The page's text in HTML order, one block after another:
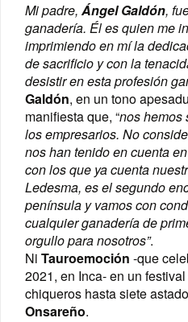
Mi padre, Ángel Galdón,
ganadería. Él es quien me
imprimiendo en mí la
de sacrificio y con la
desistir en esta profesión
Galdón, en un tono
manifiesta que, “nos hemos
los empresarios. No
nos han tenido en cuenta
con los que ya cuenta
Ledesma, es el segundo
península y vamos con
cualquier ganadería de
orgullo para nosotros”.
Ni Tauroemoción -que
2021, en Inca- en un
chiqueros hasta siete
Onsareño.